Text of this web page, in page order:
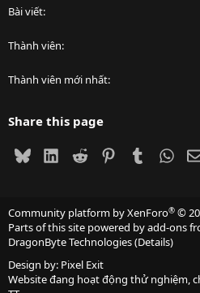
Bài viết
Thành viên
Thành viên mới nhất
Share this page
BlueskyLinkedIn
Reddit PinterestTumblr
Community platform by XenForo® ©
Parts of this site powered byadd-ons
DragonByte Technologies(Details)
Design by: Pixel Exit
Website đang hoạt động thử nghiệm,